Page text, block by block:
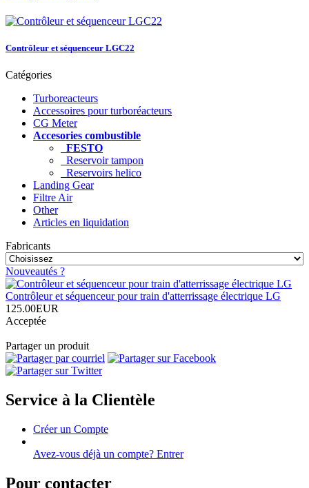
Contrôleur et séquenceur LGC22
Catégories
Turboreacteurs
Accessoires pour turboréacteurs
CG Meter
Accesories combustible
FESTO
Reservoir tampon
Reservoirs helico
Landing Gear
Filtre Air
Other
Articles en liquidation
Fabricants
Nouveautés ?
Contrôleur et séquenceur pour train d'atterrissage électrique LG
125.00EUR
Acceptée
Partager un produit
Service à la Clientèle
Créer un Compte
Avez-vous déjà un compte? Entrer
Pour contacter